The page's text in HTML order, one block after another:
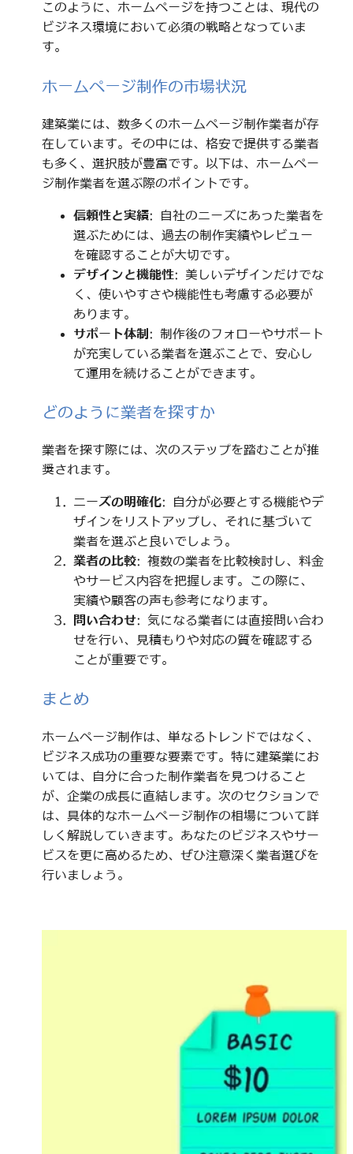
このように、ホームページを持つことは、現代の
ビジネス環境において必須の戦略となっていま
す。
ホームページ制作の市場状況
建築業には、数多くのホームページ制作業者が存
在しています。その中には、格安で提供する業者
も多く、選択肢が豊富です。以下は、ホームペー
ジ制作業者を選ぶ際のポイントです。
信頼性と実績: 自社のニーズにあった業者を
選ぶためには、過去の制作実績やレビュー
を確認することが大切です。
デザインと機能性: 美しいデザインだけでな
く、使いやすさや機能性も考慮する必要が
あります。
サポート体制 : 制作後のフォローやサポート
が充実している業者を選ぶことで、安心し
て運用を続けることができます。
どのように業者を探すか
業者を探す際には、次のステップを踏むことが推
奨されます。
ニーズの明確化: 自分が必要とする機能やデ
ザインをリストアップし、それに基づいて
業者を選ぶと良いでしょう。
業者の比較: 複数の業者を比較検討し、料金
やサービス内容を把握します。この際に、
実績や顧客の声も参考になります。
問い合わせ: 気になる業者には直接問い合わ
せを行い、見積もりや対応の質を確認する
ことが重要です。
まとめ
ホームページ制作は、単なるトレンドではなく、
ビジネス成功の重要な要素です。特に建築業にお
いては、自分に合った制作業者を見つけること
が、企業の成長に直結します。次のセクションで
は、具体的なホームページ制作の相場について詳
しく解説していきます。あなたのビジネスやサー
ビスを更に高めるため、ぜひ注意深く業者選びを
行いましょう。